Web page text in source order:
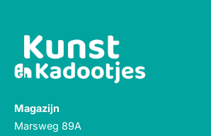
Magazijn
Marsweg 89A